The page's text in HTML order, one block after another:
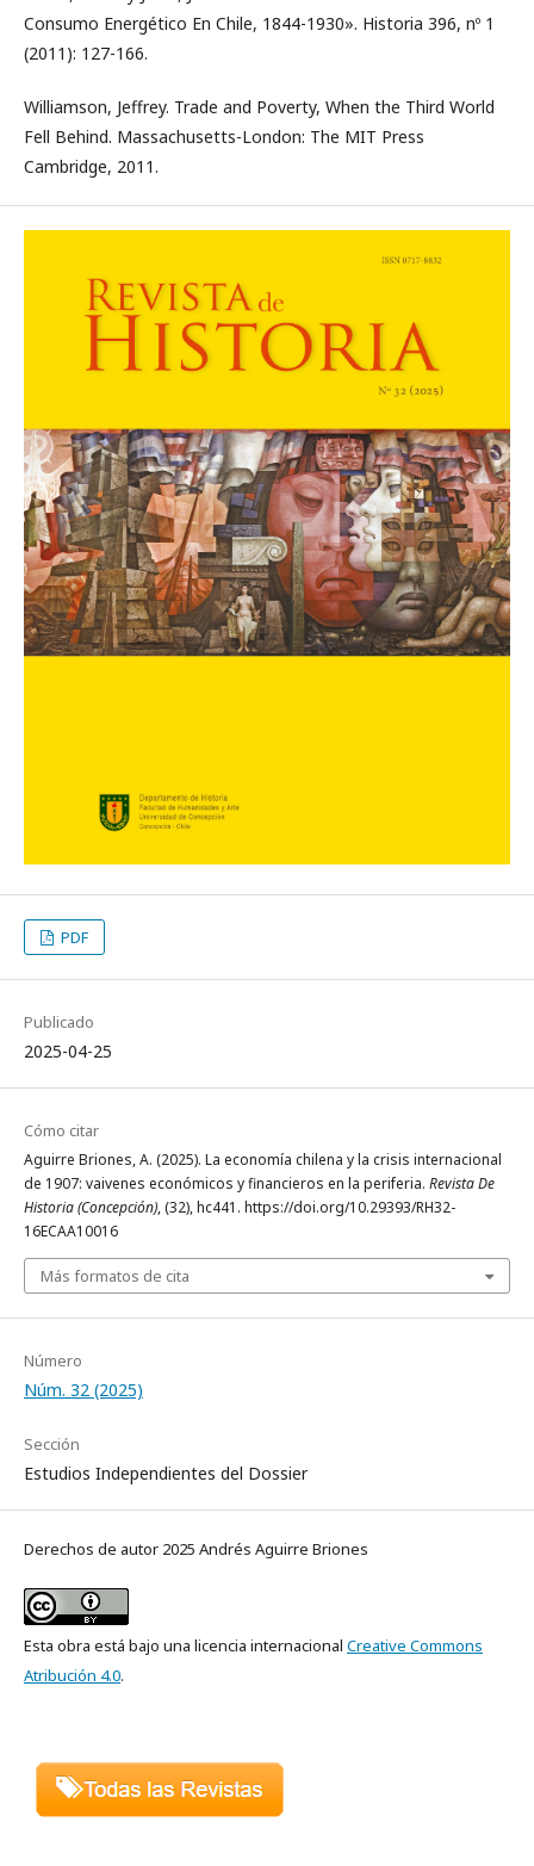
Consumo Energético En Chile, 1844-1930». Historia 396, nº 1
(2011): 127-166.
Williamson, Jeffrey. Trade and Poverty, When the Third World
Fell Behind. Massachusetts-London: The MIT Press
Cambridge, 2011.
PDF
Publicado
2025-04-25
Cómo citar
Aguirre Briones, A. (2025). La economía chilena y la crisis internacional
de 1907: vaivenes económicos y financieros en la periferia. Revista De
Historia (Concepción), (32), hc441. https://doi.org/10.29393/RH32-
16ECAA10016
Más formatos de cita
Número
Núm. 32 (2025)
Sección
Estudios Independientes del Dossier
Derechos de autor 2025 Andrés Aguirre Briones
Esta obra está bajo una licencia internacional Creative Commons
Atribución 4.0.